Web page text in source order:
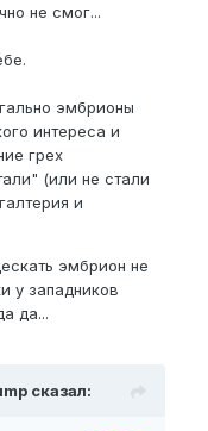
не смог...
эмбрионы
интереса и
грех
(или не стали
и
эмбрион не
у западников
да...
сказал: